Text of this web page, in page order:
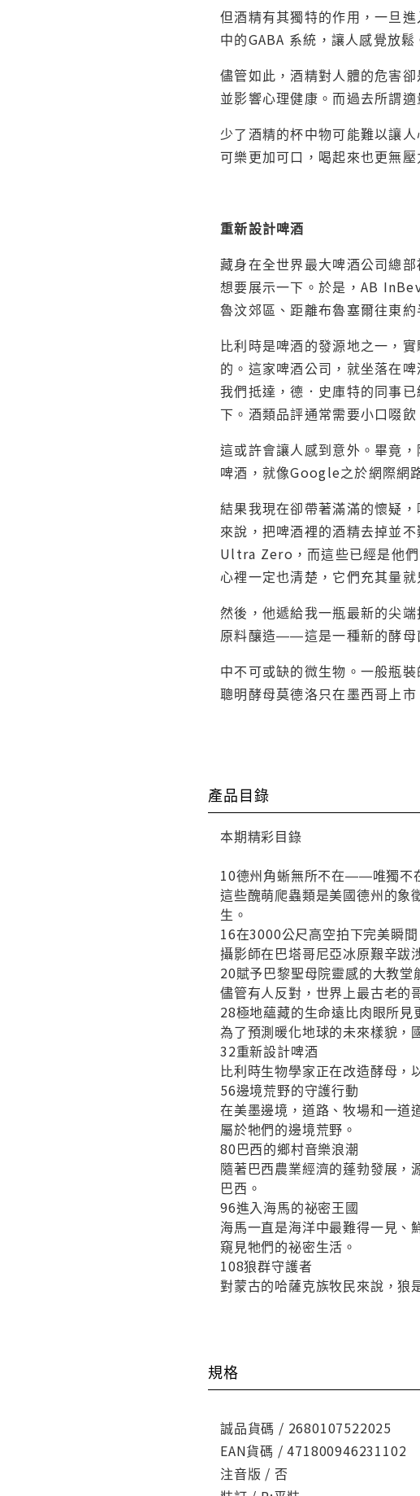
但酒精有其獨特的作用，一旦
中的GABA 系統，讓人感覺放
儘管如此，酒精對人體的危害
並影響心理健康。而過去所謂
少了酒精的杯中物可能難以讓
可樂更加可口，喝起來也更無
重新設計啤酒
藏身在全世界最大啤酒公司總
想要展示一下。於是，AB
魯汶郊區、距離布魯塞爾往東
比利時是啤酒的發源地之一，
的。這家啤酒公司，就坐落在
我們抵達，德．史庫特的同事
下。酒類品評通常需要小口啜
這或許會讓人感到意外。畢竟
啤酒，就像Google之於網際網
結果我現在卻帶著滿滿的懷疑
來說，把啤酒裡的酒精去掉並
Ultra Zero，而這些已經是他
心裡一定也清楚，它們充其量就
然後，他遞給我一瓶最新的尖
原料釀造――這是一種新的酵母
中不可或缺的微生物。一般瓶
聰明酵母莫德洛只在墨西哥上
產品目錄
本期精彩目錄
10德州角蜥無所不在――唯獨不
這些醜萌爬蟲類是美國德州的象
生。
16在3000公尺高空拍下完美瞬間
攝影師在巴塔哥尼亞冰原艱辛跋
20賦予巴黎聖母院靈感的大教堂
儘管有人反對，世界上最古老的
28極地蘊藏的生命遠比肉眼所見
為了預測暖化地球的未來樣貌，
32重新設計啤酒
比利時生物學家正在改造酵母，
56邊境荒野的守護行動
在美墨邊境，道路、牧場和一道
屬於牠們的邊境荒野。
80巴西的鄉村音樂浪潮
隨著巴西農業經濟的蓬勃發展，
巴西。
96進入海馬的祕密王國
海馬一直是海洋中最難得一見、
窺見牠們的祕密生活。
108狼群守護者
對蒙古的哈薩克族牧民來說，狼
規格
誠品貨碼 / 2680107522025
EAN貨碼 / 471800946231102
注音版 / 否